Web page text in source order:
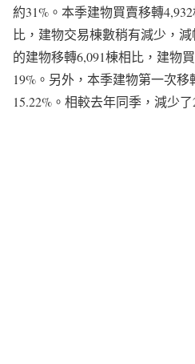
約31%。本季建物買賣移轉
比，建物交易棟數稍有減少，
的建物移轉6,091棟相比，建物
19%。另外，本季建物第一次移
15.22%。相較去年同季，減少了